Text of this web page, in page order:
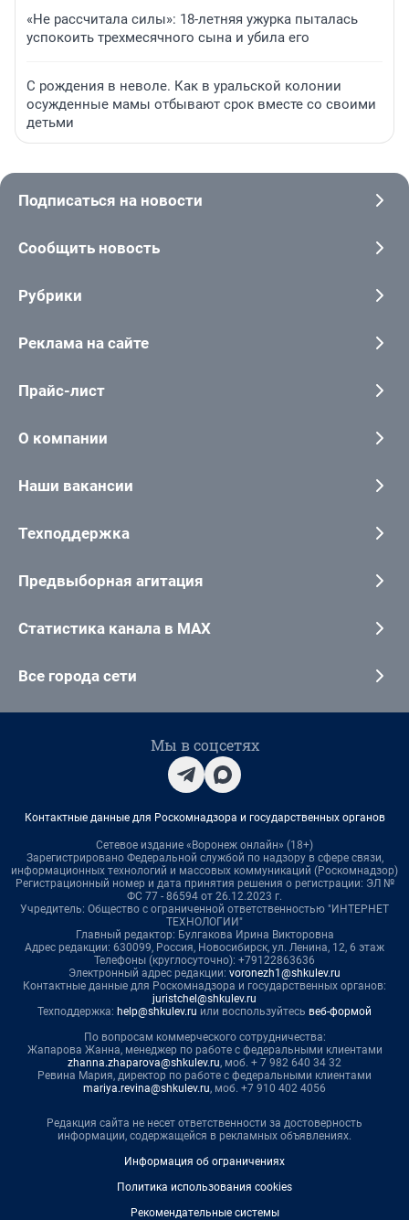
«Не рассчитала силы»: 18-летняя ужурка пыталась
успокоить трехмесячного сына и убила его
С рождения в неволе. Как в уральской колонии
осужденные мамы отбывают срок вместе со своими
детьми
Подписаться на новости
Сообщить новость
Рубрики
Реклама на сайте
Прайс-лист
О компании
Наши вакансии
Техподдержка
Предвыборная агитация
Статистика канала в MAX
Все города сети
Мы в соцсетях
Контактные данные для Роскомнадзора и государственных органов
Сетевое издание «Воронеж онлайн» (18+)
Зарегистрировано Федеральной службой по надзору в сфере связи,
информационных технологий и массовых коммуникаций (Роскомнадзор)
Регистрационный номер и дата принятия решения о регистрации: ЭЛ №
ФС 77 - 86594 от 26.12.2023 г.
Учредитель: Общество с ограниченной ответственностью "ИНТЕРНЕТ
ТЕХНОЛОГИИ"
Главный редактор: Булгакова Ирина Викторовна
Адрес редакции: 630099, Россия, Новосибирск, ул. Ленина, 12, 6 этаж
Телефоны (круглосуточно): +79122863636
Электронный адрес редакции: voronezh1@shkulev.ru
Контактные данные для Роскомнадзора и государственных органов:
juristchel@shkulev.ru
Техподдержка: help@shkulev.ru или воспользуйтесь веб-формой
По вопросам коммерческого сотрудничества:
Жапарова Жанна, менеджер по работе с федеральными клиентами
zhanna.zhaparova@shkulev.ru, моб. + 7 982 640 34 32
Ревина Мария, директор по работе с федеральными клиентами
mariya.revina@shkulev.ru, моб. +7 910 402 4056
Редакция сайта не несет ответственности за достоверность
информации, содержащейся в рекламных объявлениях.
Информация об ограничениях
Политика использования cookies
Рекомендательные системы